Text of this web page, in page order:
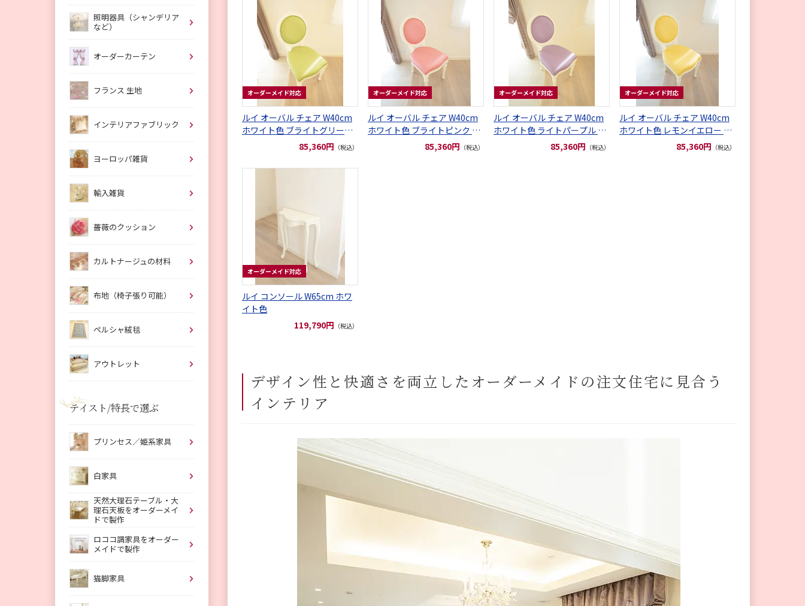
オーダーメイド対応
ルイ オーバル チェア W40cm
ホワイト色 ブライトグリーン
フェイクレザー85,360円 （税込）
オーダーメイド対応
ルイ オーバル チェア W40cm
ホワイト色 ブライトピンク フ
85,360円 （税込）
オーダーメイド対応
ルイ オーバル チェア W40cm
ホワイト色 ライトパープル フ
85,360円 （税込）
オーダーメイド対応
ルイ オーバル チェア W40cm
ホワイト色 レモンイエロー フ
85,360円 （税込）
オーダーメイド対応
ルイ コンソール W65cm ホワ
イト色
119,790円 （税込）
デザイン性と快適さを両立したオーダーメイドの注文住宅に見合う
インテリア
照明器具（シャンデリア
など）
オーダーカーテン
フランス 生地
インテリアファブリック
ヨーロッパ雑貨
輸入雑貨
薔薇のクッション
カルトナージュの材料
布地（椅子張り可能）
ペルシャ絨毯
アウトレット
テイスト/特長で選ぶ
プリンセス／姫系家具
白家具
天然大理石テーブル・大
理石天板をオーダーメイ
ドで製作
ロココ調家具をオーダー
メイドで製作
猫脚家具